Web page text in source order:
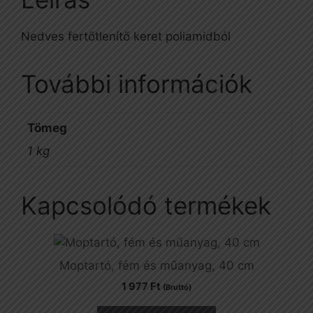
Nedves fertőtlenítő keret poliamidból
További információk
Tömeg
1 kg
Kapcsolódó termékek
Moptartó, fém és műanyag, 40 cm
1 977 Ft (Bruttó)